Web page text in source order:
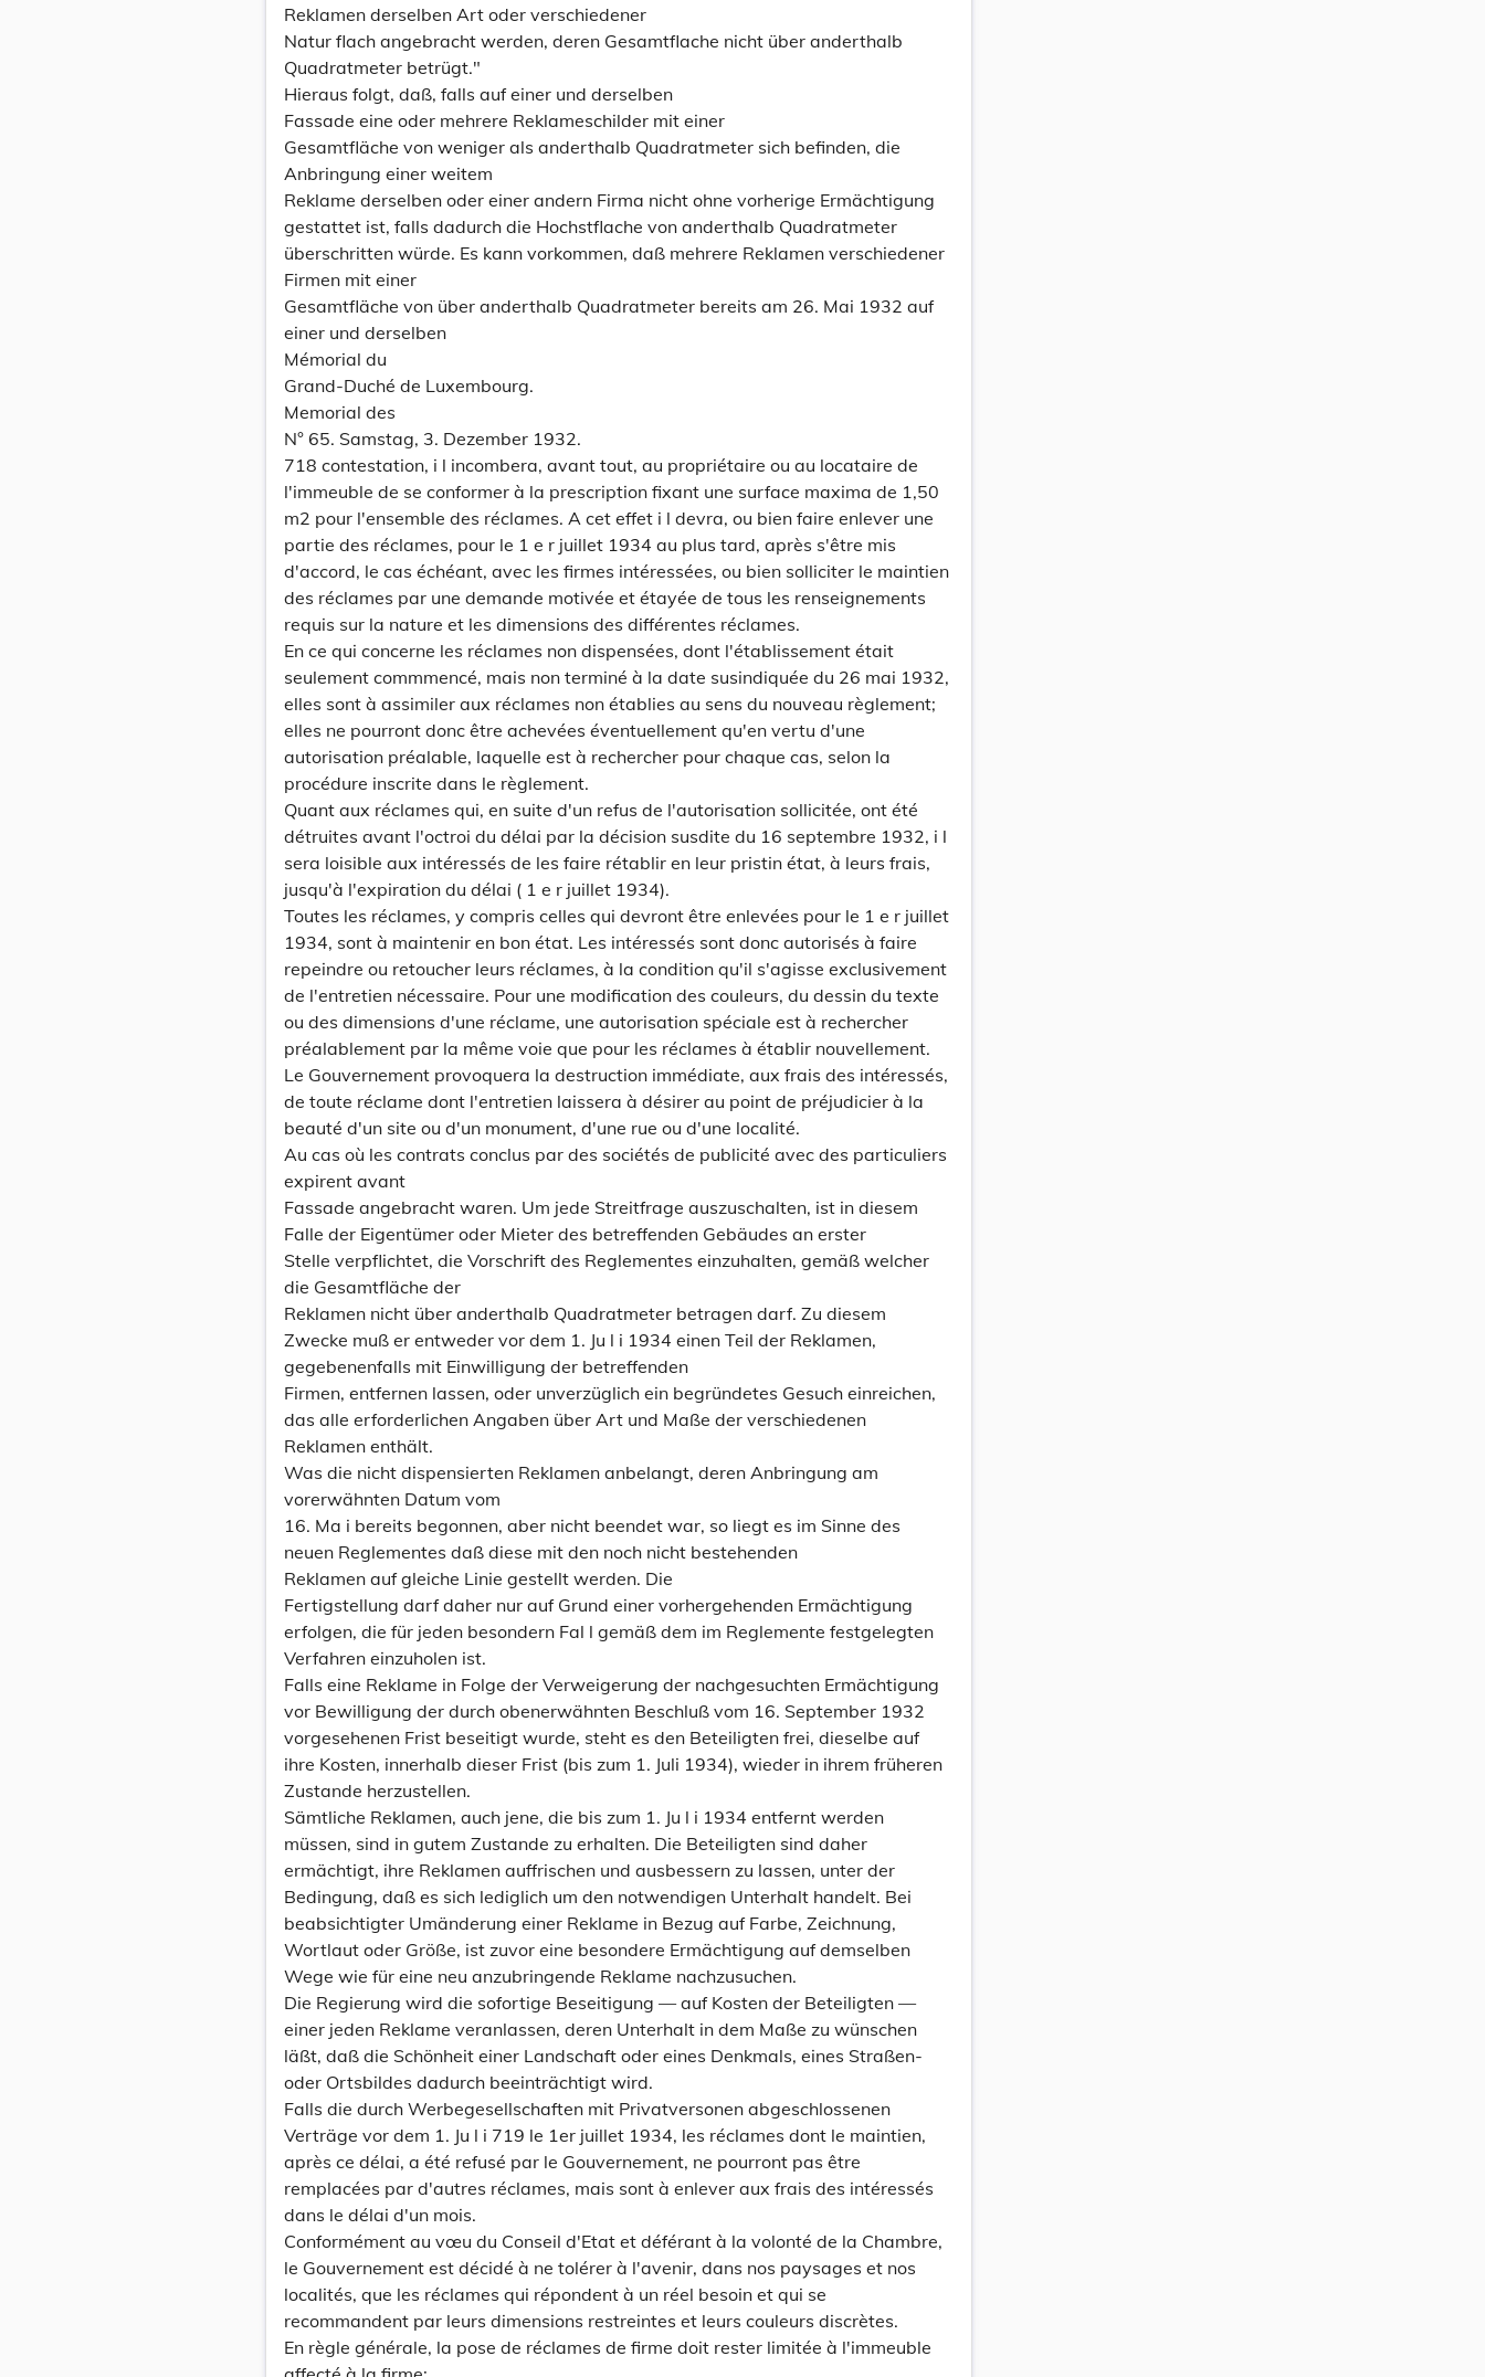
Reklamen derselben Art oder verschiedener
Natur flach angebracht werden, deren Gesamtflache nicht über anderthalb
Quadratmeter betrügt."
Hieraus folgt, daß, falls auf einer und derselben
Fassade eine oder mehrere Reklameschilder mit einer
Gesamtfläche von weniger als anderthalb Quadratmeter sich befinden, die
Anbringung einer weitem
Reklame derselben oder einer andern Firma nicht ohne vorherige Ermächtigung
gestattet ist, falls dadurch die Hochstflache von anderthalb Quadratmeter
überschritten würde. Es kann vorkommen, daß mehrere Reklamen verschiedener
Firmen mit einer
Gesamtfläche von über anderthalb Quadratmeter bereits am 26. Mai 1932 auf
einer und derselben
Mémorial du
Grand-Duché de Luxembourg.
Memorial des
N° 65. Samstag, 3. Dezember 1932.
718 contestation, i l incombera, avant tout, au propriétaire ou au locataire de
l'immeuble de se conformer à la prescription fixant une surface maxima de 1,50
m2 pour l'ensemble des réclames. A cet effet i l devra, ou bien faire enlever une
partie des réclames, pour le 1 e r juillet 1934 au plus tard, après s'être mis
d'accord, le cas échéant, avec les firmes intéressées, ou bien solliciter le maintien
des réclames par une demande motivée et étayée de tous les renseignements
requis sur la nature et les dimensions des différentes réclames.
En ce qui concerne les réclames non dispensées, dont l'établissement était
seulement commmencé, mais non terminé à la date susindiquée du 26 mai 1932,
elles sont à assimiler aux réclames non établies au sens du nouveau règlement;
elles ne pourront donc être achevées éventuellement qu'en vertu d'une
autorisation préalable, laquelle est à rechercher pour chaque cas, selon la
procédure inscrite dans le règlement.
Quant aux réclames qui, en suite d'un refus de l'autorisation sollicitée, ont été
détruites avant l'octroi du délai par la décision susdite du 16 septembre 1932, i l
sera loisible aux intéressés de les faire rétablir en leur pristin état, à leurs frais,
jusqu'à l'expiration du délai ( 1 e r juillet 1934).
Toutes les réclames, y compris celles qui devront être enlevées pour le 1 e r juillet
1934, sont à maintenir en bon état. Les intéressés sont donc autorisés à faire
repeindre ou retoucher leurs réclames, à la condition qu'il s'agisse exclusivement
de l'entretien nécessaire. Pour une modification des couleurs, du dessin du texte
ou des dimensions d'une réclame, une autorisation spéciale est à rechercher
préalablement par la même voie que pour les réclames à établir nouvellement.
Le Gouvernement provoquera la destruction immédiate, aux frais des intéressés,
de toute réclame dont l'entretien laissera à désirer au point de préjudicier à la
beauté d'un site ou d'un monument, d'une rue ou d'une localité.
Au cas où les contrats conclus par des sociétés de publicité avec des particuliers
expirent avant
Fassade angebracht waren. Um jede Streitfrage auszuschalten, ist in diesem
Falle der Eigentümer oder Mieter des betreffenden Gebäudes an erster
Stelle verpflichtet, die Vorschrift des Reglementes einzuhalten, gemäß welcher
die Gesamtfläche der
Reklamen nicht über anderthalb Quadratmeter betragen darf. Zu diesem
Zwecke muß er entweder vor dem 1. Ju l i 1934 einen Teil der Reklamen,
gegebenenfalls mit Einwilligung der betreffenden
Firmen, entfernen lassen, oder unverzüglich ein begründetes Gesuch einreichen,
das alle erforderlichen Angaben über Art und Maße der verschiedenen
Reklamen enthält.
Was die nicht dispensierten Reklamen anbelangt, deren Anbringung am
vorerwähnten Datum vom
16. Ma i bereits begonnen, aber nicht beendet war, so liegt es im Sinne des
neuen Reglementes daß diese mit den noch nicht bestehenden
Reklamen auf gleiche Linie gestellt werden. Die
Fertigstellung darf daher nur auf Grund einer vorhergehenden Ermächtigung
erfolgen, die für jeden besondern Fal l gemäß dem im Reglemente festgelegten
Verfahren einzuholen ist.
Falls eine Reklame in Folge der Verweigerung der nachgesuchten Ermächtigung
vor Bewilligung der durch obenerwähnten Beschluß vom 16. September 1932
vorgesehenen Frist beseitigt wurde, steht es den Beteiligten frei, dieselbe auf
ihre Kosten, innerhalb dieser Frist (bis zum 1. Juli 1934), wieder in ihrem früheren
Zustande herzustellen.
Sämtliche Reklamen, auch jene, die bis zum 1. Ju l i 1934 entfernt werden
müssen, sind in gutem Zustande zu erhalten. Die Beteiligten sind daher
ermächtigt, ihre Reklamen auffrischen und ausbessern zu lassen, unter der
Bedingung, daß es sich lediglich um den notwendigen Unterhalt handelt. Bei
beabsichtigter Umänderung einer Reklame in Bezug auf Farbe, Zeichnung,
Wortlaut oder Größe, ist zuvor eine besondere Ermächtigung auf demselben
Wege wie für eine neu anzubringende Reklame nachzusuchen.
Die Regierung wird die sofortige Beseitigung — auf Kosten der Beteiligten —
einer jeden Reklame veranlassen, deren Unterhalt in dem Maße zu wünschen
läßt, daß die Schönheit einer Landschaft oder eines Denkmals, eines Straßen-
oder Ortsbildes dadurch beeinträchtigt wird.
Falls die durch Werbegesellschaften mit Privatversonen abgeschlossenen
Verträge vor dem 1. Ju l i 719 le 1er juillet 1934, les réclames dont le maintien,
après ce délai, a été refusé par le Gouvernement, ne pourront pas être
remplacées par d'autres réclames, mais sont à enlever aux frais des intéressés
dans le délai d'un mois.
Conformément au vœu du Conseil d'Etat et déférant à la volonté de la Chambre,
le Gouvernement est décidé à ne tolérer à l'avenir, dans nos paysages et nos
localités, que les réclames qui répondent à un réel besoin et qui se
recommandent par leurs dimensions restreintes et leurs couleurs discrètes.
En règle générale, la pose de réclames de firme doit rester limitée à l'immeuble